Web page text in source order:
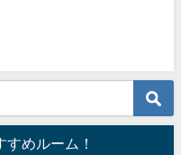
めルーム！